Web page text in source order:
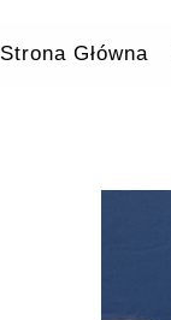
Strona Główna